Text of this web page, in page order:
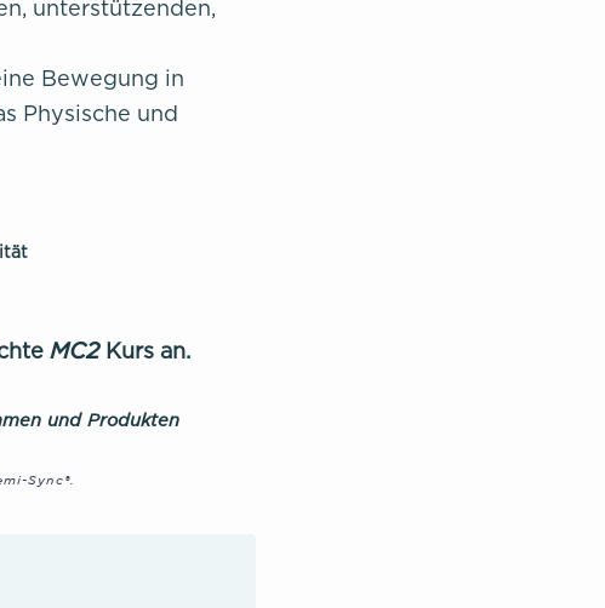
unterstützenden,
Bewegung in
Physische und
MC2 Kurs an.
und Produkten
Sync®.